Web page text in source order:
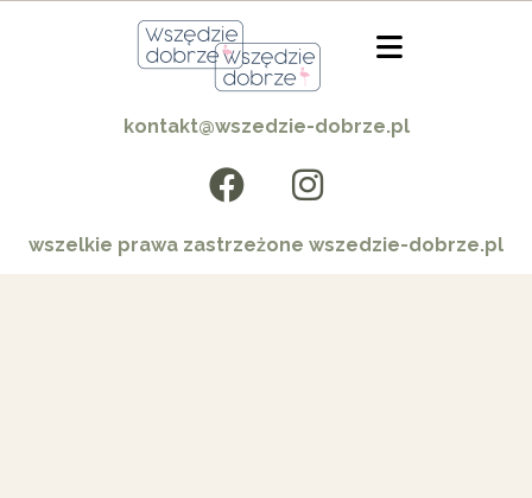
kontakt@wszedzie-dobrze.pl
wszelkie prawa zastrzeżone wszedzie-dobrze.pl